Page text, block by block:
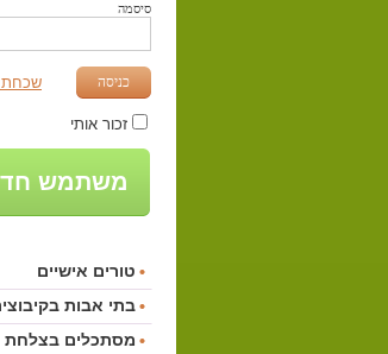
סיסמה
כניסה שכחת
זכור אותי
משתמש
טורים אישיים
בתי אבות
מסתכלים בצלחת